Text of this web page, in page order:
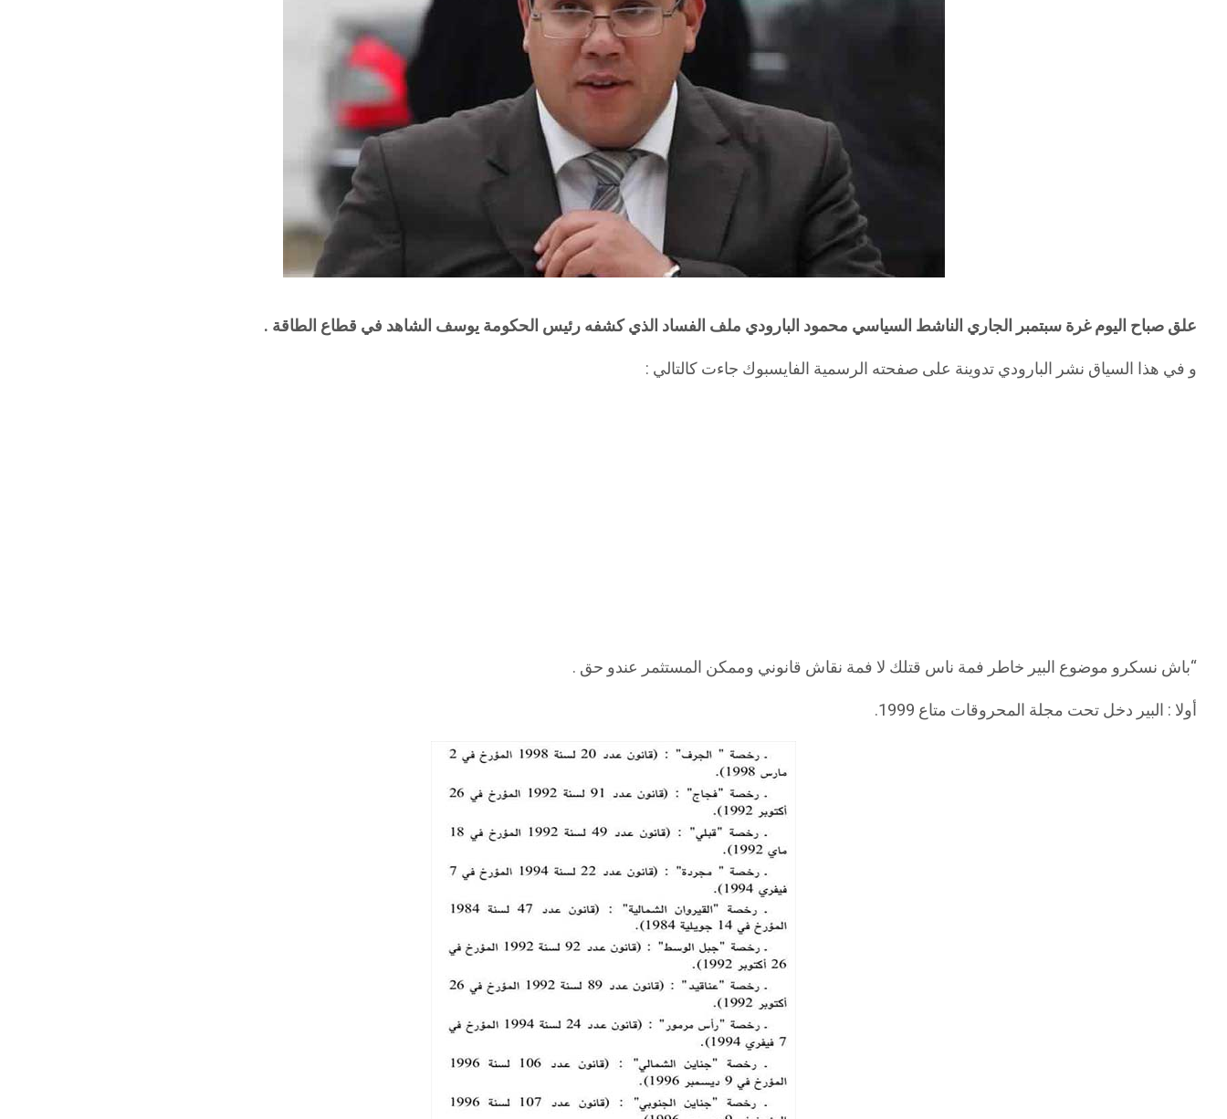
علق صباح اليوم غرة سبتمبر الجاري الناشط السياسي محمود البارودي ملف الفساد الذي كشفه رئيس الحكومة يوسف الشاهد في قطاع الطاقة .
و في هذا السياق نشر البارودي تدوينة على صفحته الرسمية الفايسبوك جاءت كالتالي :
“باش نسكرو موضوع البير خاطر فمة ناس قتلك لا فمة نقاش قانوني وممكن المستثمر عندو حق .
أولا : البير دخل تحت مجلة المحروقات متاع 1999.